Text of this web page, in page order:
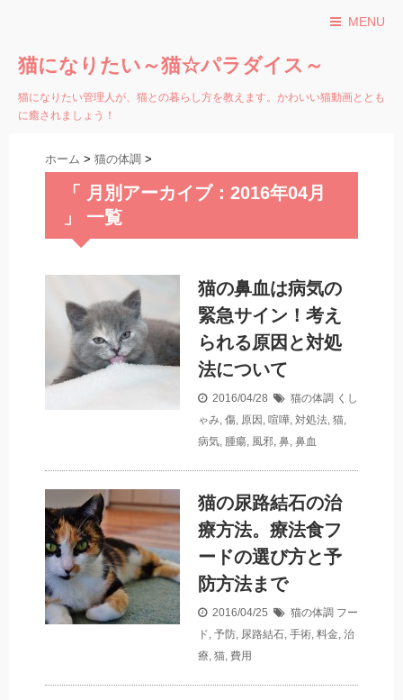
MENU
猫になりたい～猫☆パラダイス～
猫になりたい管理人が、猫との暮らし方を教えます。かわいい猫動画ととも
に癒されましょう！
ホーム > 猫の体調 >
「 月別アーカイブ：2016年04月
」 一覧
猫の鼻血は病気の
緊急サイン！考え
られる原因と対処
法について
2016/04/28 猫の体調 くし
ゃみ, 傷, 原因 , 喧嘩, 対処法, 猫,
病気, 腫瘍, 風邪, 鼻, 鼻血
猫の尿路結石の治
療方法。療法食フ
ードの選び方と予
防方法まで
2016/04/25 猫の体調 フー
ド, 予防, 尿路結石, 手術, 料金, 治
療, 猫, 費用